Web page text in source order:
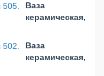
Ваза
керамическая,
Ваза
керамическая,